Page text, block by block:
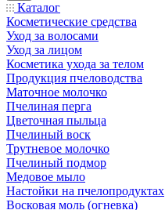
Каталог
Косметические средства
Уход за волосами
Уход за лицом
Косметика ухода за телом
Продукция пчеловодства
Маточное молочко
Пчелиная перга
Цветочная пыльца
Пчелиный воск
Трутневое молочко
Пчелиный подмор
Медовое мыло
Настойки на пчелопродуктах
Восковая моль (огневка)